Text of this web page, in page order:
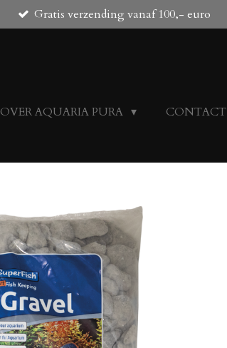
Gratis verzending vanaf 100,- euro
OVER AQUARIA PURA CONTACT